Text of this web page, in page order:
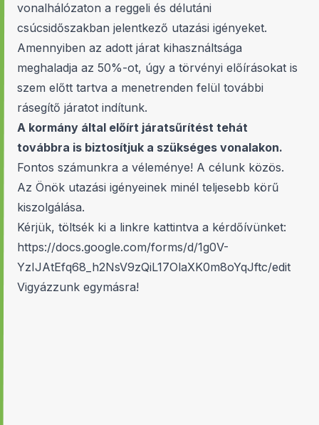
vonalhálózaton a reggeli és délutáni
csúcsidőszakban jelentkező utazási igényeket.
Amennyiben az adott járat kihasználtsága
meghaladja az 50%-ot, úgy a törvényi előírásokat is
szem előtt tartva a menetrenden felül további
rásegítő járatot indítunk.
A kormány által előírt járatsűrítést tehát
továbbra is biztosítjuk a szükséges vonalakon.
Fontos számunkra a véleménye! A célunk közös.
Az Önök utazási igényeinek minél teljesebb körű
kiszolgálása.
Kérjük, töltsék ki a linkre kattintva a kérdőívünket:
https://docs.google.com/forms/d/1g0V-
YzIJAtEfq68_h2NsV9zQiL17OlaXK0m8oYqJftc/edit
Vigyázzunk egymásra!